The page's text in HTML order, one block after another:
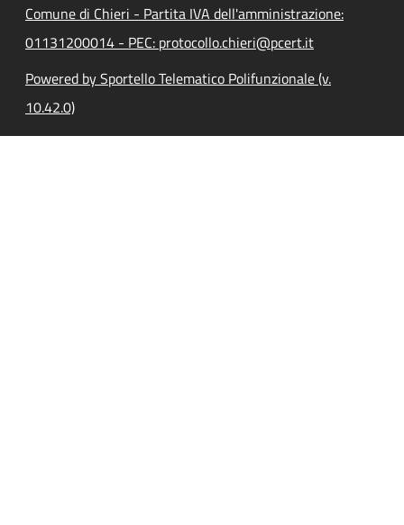
Comune di Chieri - Partita IVA dell'amministrazione:
01131200014 - PEC: protocollo.chieri@pcert.it
Powered by Sportello Telematico Polifunzionale (v.
10.42.0)